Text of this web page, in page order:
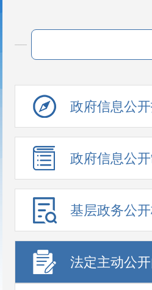
政府信息公
政府信息公
基层政务公
法定主动公